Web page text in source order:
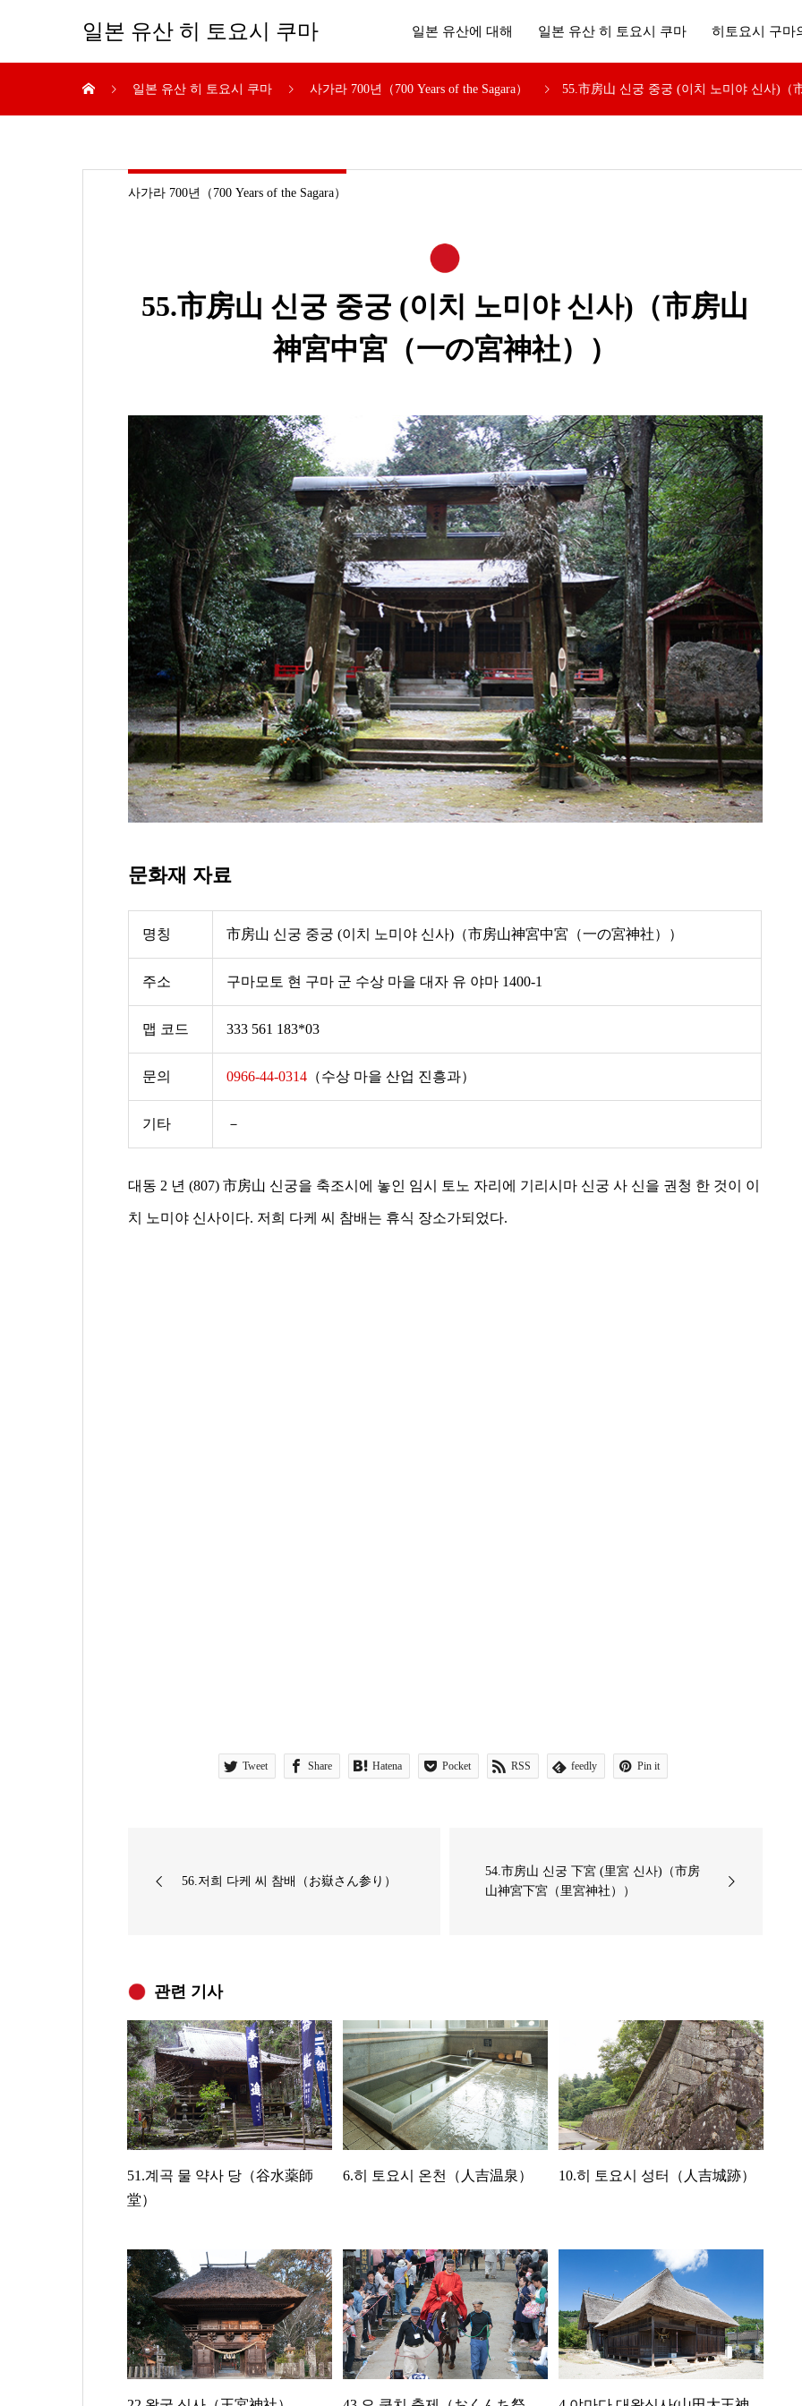
일본 유산 히 토요시 쿠마 일본 유산에 대해 일본 유산 히 토요시 쿠마 히토요시 구마
일본 유산 히 토요시 쿠마 사가라 700년（700 Years of the Sagara） 55.市房山 신궁 중궁 (이치 노미야 신사)（
사가라 700년（700 Years of the Sagara）
55.市房山 신궁 중궁 (이치 노미야 신사)（市房山
神宮中宮（一の宮神社））
문화재 자료
명칭 市房山 신궁 중궁 (이치 노미야 신사)（市房山神宮中宮（一の宮神社））
주소 구마모토 현 구마 군 수상 마을 대자 유 야마 1400-1
맵 코드 333 561 183*03
문의 0966-44-0314 （수상 마을 산업 진흥과）
기타 －
대동 2 년 (807) 市房山 신궁을 축조시에 놓인 임시 토노 자리에 기리시마 신궁 사 신을 권청 한 것이 이
치 노미야 신사이다. 저희 다케 씨 참배는 휴식 장소가되었다.
Tweet Share Hatena Pocket RSS feedly Pin it
56.저희 다케 씨 참배（お嶽さん参り）
54.市房山 신궁 下宮 (里宮 신사)（市房
山神宮下宮（里宮神社））
관련 기사
51.계곡 물 약사 당（谷水薬師
堂）
6.히 토요시 온천（人吉温泉） 10.히 토요시 성터（人吉城跡）